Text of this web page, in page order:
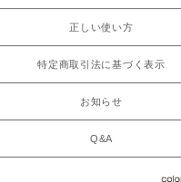
正しい使い方
特定商取引法に基づく表示
お知らせ
Q&A